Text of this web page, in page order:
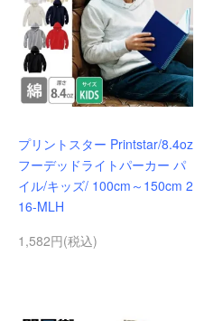
プリントスター Printstar/8.4oz
フーデッドライトパーカー パ
イル/キッズ/ 100cm～150cm 2
16-MLH
1,582円(税込)